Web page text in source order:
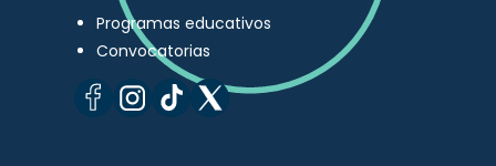
Programas educativos
Convocatorias